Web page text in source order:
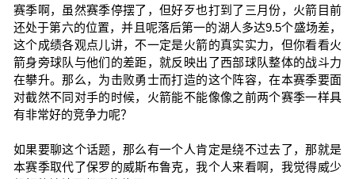
赛季啊，虽然赛季停摆了，但好歹也打到了三月份，火箭目前
还处于第六的位置，并且呢落后第一的湖人多达9.5个盛场差，
这个成绩各观点儿讲，不一定是火箭的真实实力，但你看看火
箭身旁球队与他们的差距，就反映出了西部球队整体的战斗力
在攀升。那么，为击败勇士而打造的这个阵容，在本赛季要面
对截然不同对手的时候，火箭能不能像像之前两个赛季一样具
有非常好的竞争力呢？
如果要聊这个话题，那么有一个人肯定是绕不过去了，那就是
本赛季取代了保罗的威斯布鲁克，我个人来看啊，我觉得威少